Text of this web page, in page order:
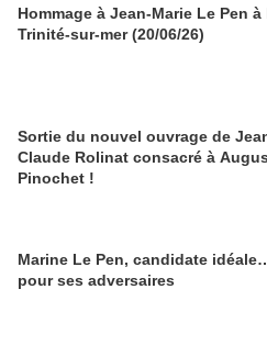
Hommage à Jean-Marie Le Pen à
Trinité-sur-mer (20/06/26)
Sortie du nouvel ouvrage de
Claude Rolinat consacré à
Pinochet !
Marine Le Pen, candidate
pour ses adversaires